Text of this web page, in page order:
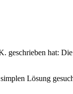
geschrieben hat:
Lösung